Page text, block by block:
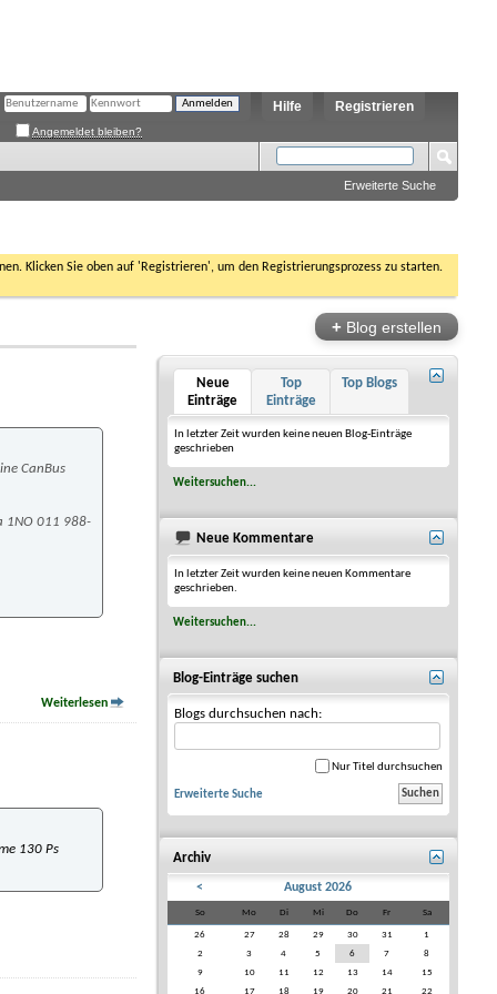
Registrieren
Hilfe
Angemeldet bleiben?
Erweiterte Suche
Klicken Sie oben auf 'Registrieren', um den Registrierungsprozess zu starten.
CanBus
1NO 011 988-
Weiterlesen
130 Ps
+ Blog erstellen
Neue
Einträge
Top
Einträge
Top Blogs
In letzter Zeit wurden keine neuen Blog-Einträge
geschrieben
Weitersuchen...
Neue Kommentare
In letzter Zeit wurden keine neuen Kommentare
geschrieben.
Weitersuchen...
Blog-Einträge suchen
Blogs durchsuchen nach:
Nur Titel durchsuchen
Erweiterte Suche
Archiv
< August 2026
So Mo Di Mi Do Fr Sa
26 27 28 29 30 31
1
2
3 4 5 6 7
8
9
10 11 12 13 14
15
16
17 18 19 20 21
22